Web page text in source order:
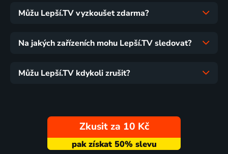
Můžu Lepší.TV vyzkoušet zdarma?
Na jakých zařízeních mohu Lepší.TV sledovat?
Můžu Lepší.TV kdykoli zrušit?
Zkusit za 10 Kč